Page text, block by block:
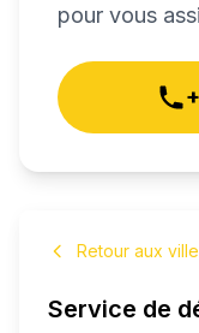
pour vous
Retour aux
Service de